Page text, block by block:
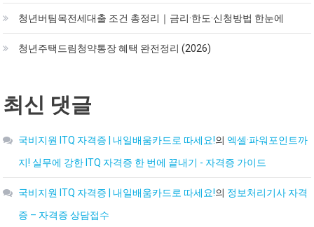
청년버팀목전세대출 조건 총정리｜금리·한도·신청방법 한눈에
청년주택드림청약통장 혜택 완전정리 (2026)
최신 댓글
국비지원 ITQ 자격증 | 내일배움카드로 따세요!의 엑셀·파워포인트까
지! 실무에 강한 ITQ 자격증 한 번에 끝내기 - 자격증 가이드
국비지원 ITQ 자격증 | 내일배움카드로 따세요!의 정보처리기사 자격
증 – 자격증 상담접수